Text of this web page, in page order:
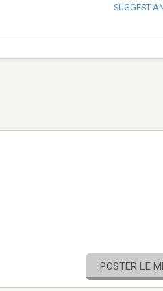
SUGGEST
POSTER LE